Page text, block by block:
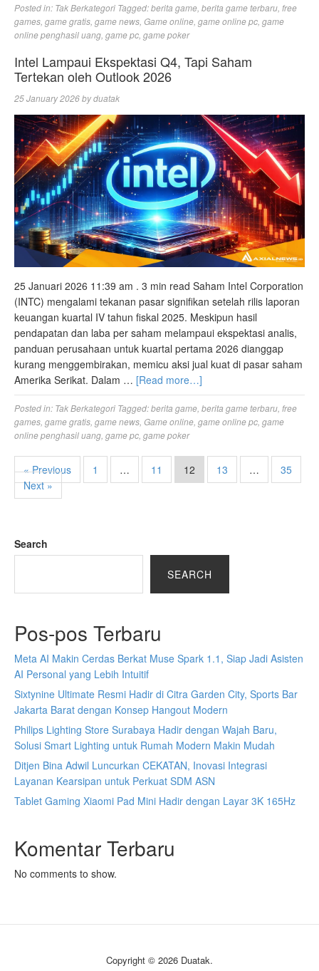
Posted in: Tak Berkategori Tagged:berita game berita game terbaru free
games game gratis game news Game online game online pc game
online penghasil uang game pc game poker
Intel Lampaui Ekspektasi Q4, Tapi Saham
Tertekan oleh Outlook 2026
25 January 2026byduatak
25 Januari 2026 11:39 am . 3 min read Saham Intel Corporation
(INTC) mengalami tekanan pasar signifikan setelah rilis laporan
keuangan kuartal IV tahun fiskal 2025. Meskipun hasil
pendapatan dan laba per saham melampaui ekspektasi analis,
panduan perusahaan untuk kuartal pertama 2026 dianggap
kurang menggembirakan, memicu aksi jual kuat di pasar saham
Amerika Serikat. Dalam … [Read more…]
Posted in: Tak Berkategori Tagged:berita game berita game terbaru free
games game gratis game news Game online game online pc game
online penghasil uang game pc game poker
« Previous 1 … 11 12 13 …
35
Next »
Search
SEARCH
Pos-pos Terbaru
Meta AI Makin Cerdas Berkat Muse Spark 1.1, Siap Jadi Asisten
AI Personal yang Lebih Intuitif
Sixtynine Ultimate Resmi Hadir di Citra Garden City, Sports Bar
Jakarta Barat dengan Konsep Hangout Modern
Philips Lighting Store Surabaya Hadir dengan Wajah Baru,
Solusi Smart Lighting untuk Rumah Modern Makin Mudah
Ditjen Bina Adwil Luncurkan CEKATAN, Inovasi Integrasi
Layanan Kearsipan untuk Perkuat SDM ASN
Tablet Gaming Xiaomi Pad Mini Hadir dengan Layar 3K 165Hz
Komentar Terbaru
No comments to show.
Copyright © 2026 Duatak.